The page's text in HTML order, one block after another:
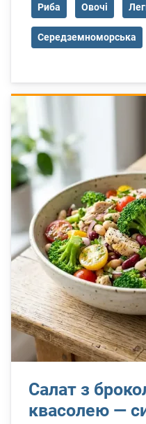
Риба Овочі
Середземноморська
Салат з
квасолею —